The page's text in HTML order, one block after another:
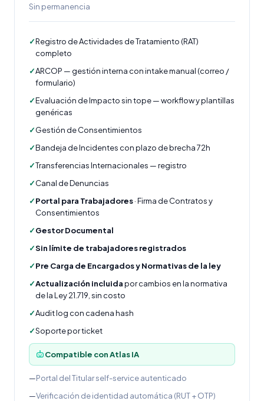
Sin permanencia
✓Registro de Actividades de Tratamiento (RAT)
completo
✓ARCOP — gestión interna con intake manual (correo /
formulario)
✓Evaluación de Impacto sin tope — workflow y plantillas
genéricas
✓Gestión de Consentimientos
✓Bandeja de Incidentes con plazo de brecha 72h
✓Transferencias Internacionales — registro
✓Canal de Denuncias
✓Portal para Trabajadores· Firma de Contratos y
Consentimientos
✓Gestor Documental
✓Sin límite de trabajadores registrados
✓Pre Carga de Encargados y Normativas de la ley
✓Actualización incluidapor cambios en la normativa
de la Ley 21.719, sin costo
✓Audit log con cadena hash
✓Soporte por ticket
Compatible con Atlas IA
—Portal del Titular self-service autenticado
—Verificación de identidad automática (RUT + OTP)